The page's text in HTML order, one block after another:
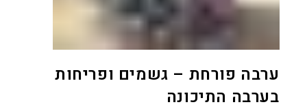
ערבה פורחת – גשמים ופריחות
בערבה התיכונה